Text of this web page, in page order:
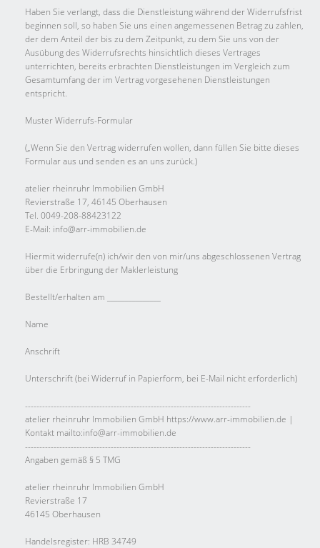
Haben Sie verlangt, dass die Dienstleistung während der Widerrufsfrist
beginnen soll, so haben Sie uns einen angemessenen Betrag zu zahlen,
der dem Anteil der bis zu dem Zeitpunkt, zu dem Sie uns von der
Ausübung des Widerrufsrechts hinsichtlich dieses Vertrages
unterrichten, bereits erbrachten Dienstleistungen im Vergleich zum
Gesamtumfang der im Vertrag vorgesehenen Dienstleistungen
entspricht.
Muster Widerrufs-Formular
(„Wenn Sie den Vertrag widerrufen wollen, dann füllen Sie bitte dieses
Formular aus und senden es an uns zurück.)
atelier rheinruhr Immobilien GmbH
Revierstraße 17, 46145 Oberhausen
Tel. 0049-208-88423122
E-Mail: info@arr-immobilien.de
Hiermit widerrufe(n) ich/wir den von mir/uns abgeschlossenen Vertrag
über die Erbringung der Maklerleistung
Bestellt/erhalten am _______________
Name
Anschrift
Unterschrift (bei Widerruf in Papierform, bei E-Mail nicht erforderlich)
-------------------------------------------------------------------------------
atelier rheinruhr Immobilien GmbH https://www.arr-immobilien.de |
Kontakt mailto:info@arr-immobilien.de
-------------------------------------------------------------------------------
Angaben gemäß § 5 TMG
atelier rheinruhr Immobilien GmbH
Revierstraße 17
46145 Oberhausen
Handelsregister: HRB 34749